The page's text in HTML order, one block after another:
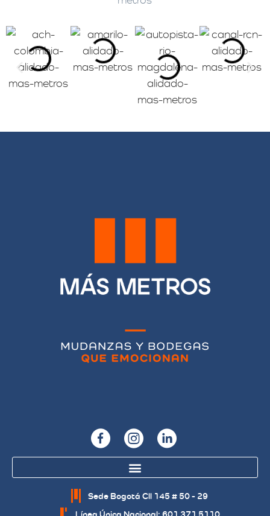
Sede Bogotá Cll 145 # 50 - 29
Línea Única Nacional: 601 371 5110